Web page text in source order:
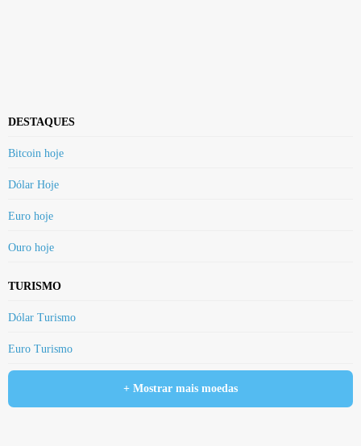
DESTAQUES
Bitcoin hoje
Dólar Hoje
Euro hoje
Ouro hoje
TURISMO
Dólar Turismo
Euro Turismo
+ Mostrar mais moedas